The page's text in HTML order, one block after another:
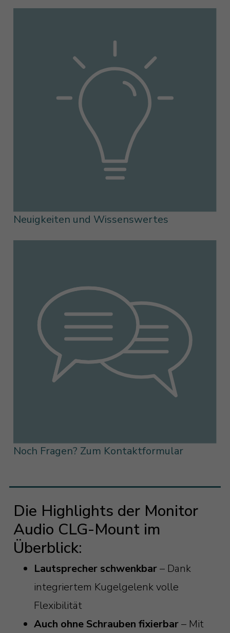
Neuigkeiten und Wissenswertes
Noch Fragen? Zum Kontaktformular
Die Highlights der Monitor
Audio CLG-Mount im
Überblick:
Lautsprecher schwenkbar– Dank
integriertem Kugelgelenk volle
Flexibilität
Auch ohne Schrauben fixierbar– Mit